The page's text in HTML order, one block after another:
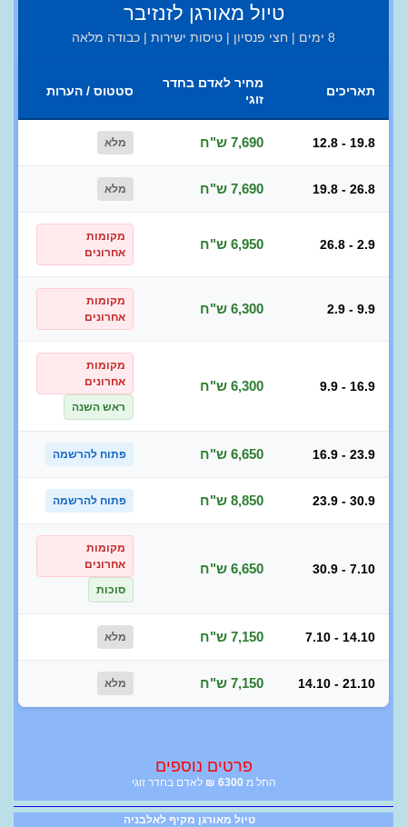
טיול מאורגן לזנזיבר
8 ימים | חצי פנסיון | טיסות ישירות | כבודה מלאה
תאריכים
מחיר לאדם בחדר
זוגי
סטטוס / הערות
12.8 - 19.8 7,690 ש"ח מלא
19.8 - 26.8 7,690 ש"ח מלא
26.8 - 2.9 6,950 ש"ח
מקומות
אחרונים
2.9 - 9.9 6,300 ש"ח
מקומות
אחרונים
9.9 - 16.9 6,300 ש"ח
מקומות
אחרונים
ראש השנה
16.9 - 23.9 6,650 ש"ח פתוח להרשמה
23.9 - 30.9 8,850 ש"ח פתוח להרשמה
30.9 - 7.10 6,650 ש"ח
מקומות
אחרונים
סוכות
7.10 - 14.10 7,150 ש"ח מלא
14.10 - 21.10 7,150 ש"ח מלא
פרטים נוספים
החל מ 6300
₪ לאדם בחדר זוגי
טיול מאורגן מקיף לאלבניה